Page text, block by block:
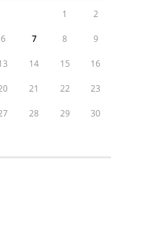
1 2
6 7 8 9
14 15 16
21 22 23
28 29 30